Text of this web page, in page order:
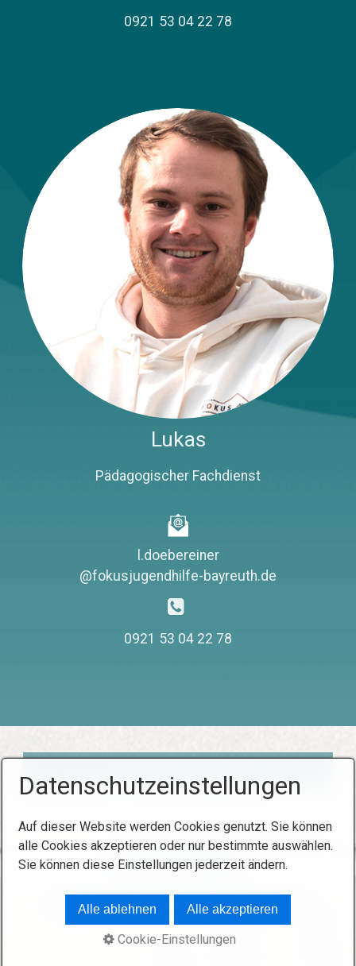
0921 53 04 22 78
Lukas
Pädagogischer Fachdienst
l.doebereiner
@fokusjugendhilfe-bayreuth.de
0921 53 04 22 78
Interner Bereich
© 2026 FOKUS Jugendhilfe Bayreuth
Datenschutzeinstellungen
Auf dieser Website werden Cookies genutzt. Sie können
alle Cookies akzeptieren oder nur bestimmte auswählen.
Sie können diese Einstellungen jederzeit ändern.
Alle ablehnen Alle akzeptieren
Cookie-Einstellungen